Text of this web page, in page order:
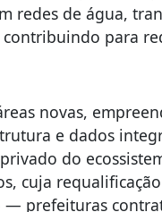
redes de água,
para
novas,
e dados
do
cuja
prefeituras